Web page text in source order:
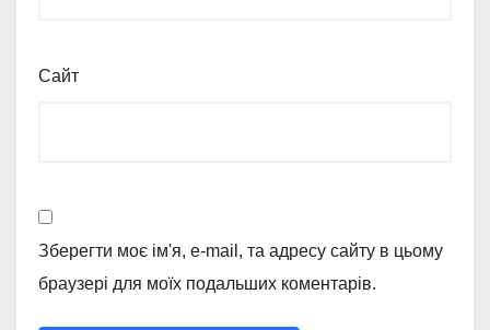
Сайт
Зберегти моє ім'я, e-mail, та адресу сайту в цьому
браузері для моїх подальших коментарів.